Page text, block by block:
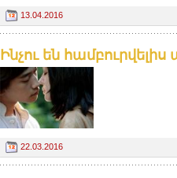
13.04.2016
Ինչու են
22.03.2016